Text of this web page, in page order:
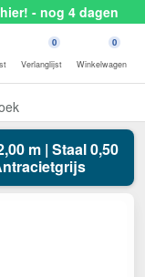
- nog 4 dagen
0
Verlanglijst
0
Winkelwagen
m | Staal 0,50